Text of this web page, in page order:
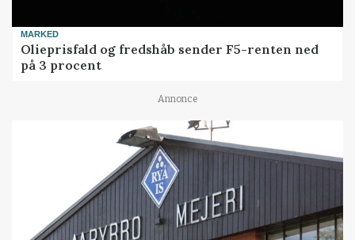
MARKED
Olieprisfald og fredshåb sender F5-renten ned
på 3 procent
Annonce